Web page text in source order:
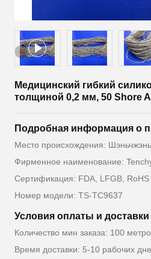
Медицинский гибкий
толщиной 0,2 мм, 50 Shore A
Подробная информация о
Место происхождения:
Фирменное наименование:
Сертификация: FDA, LFGB, RoHS
Номер модели: TS-TC9637
Условия оплаты и доставки
Количество мин заказа: 100
Время доставки: 5-10 рабочих